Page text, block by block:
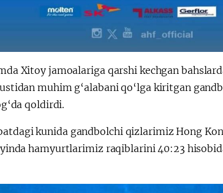
Xitoy jamoalariga qarshi kechgan
muhim g‘alabani qo‘lga kiritgan
qoldirdi.
kunida gandbolchi qizlarimiz Hong
hamyurtlarimiz raqiblarini 40:23